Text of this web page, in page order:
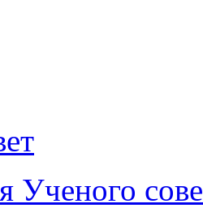
Ученого